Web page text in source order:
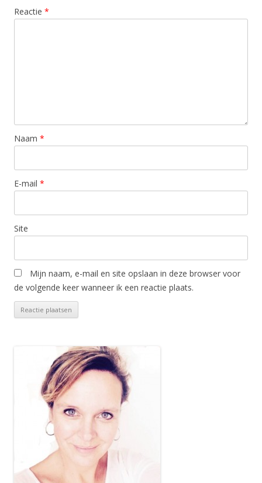
Reactie *
Naam *
E-mail *
Site
Mijn naam, e-mail en site opslaan in deze browser voor
de volgende keer wanneer ik een reactie plaats.